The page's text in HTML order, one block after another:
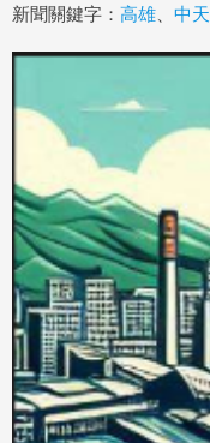
新聞關鍵字： 高雄 中天